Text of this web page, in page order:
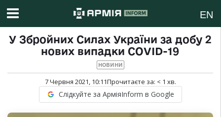
EN
У Збройних Силах України за добу 2
нових випадки COVID-19
НОВИНИ
7 Червня 2021, 10:11Прочитаєте за: < 1 хв.
Слідкуйте за АрміяInform в Google